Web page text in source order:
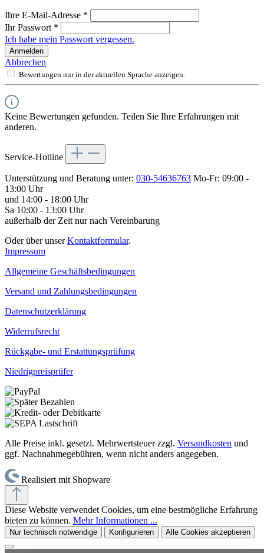
Ihre E-Mail-Adresse *
Ihr Passwort *
Ich habe mein Passwort vergessen.
Anmelden
Abbrechen
Bewertungen nur in der aktuellen Sprache anzeigen.
Keine Bewertungen gefunden. Teilen Sie Ihre Erfahrungen mit
anderen.
Service-Hotline
Unterstützung und Beratung unter: 030-54636763 Mo-Fr: 09:00 -
13:00 Uhr
und 14:00 - 18:00 Uhr
Sa 10:00 - 13:00 Uhr
außerhalb der Zeit nur nach Vereinbarung
Oder über unserKontaktformular.
Impressum
Allgemeine Geschäftsbedingungen
Versand und Zahlungsbedingungen
Datenschutzerklärung
Widerrufsrecht
Rückgabe- und Erstattungsprüfung
Niedrigpreisprüfer
Alle Preise inkl. gesetzl. Mehrwertsteuer zzgl. Versandkosten und
ggf. Nachnahmegebühren, wenn nicht anders angegeben.
Realisiert mit Shopware
Diese Website verwendet Cookies, um eine bestmögliche Erfahrung
bieten zu können. Mehr Informationen ...
Nur technisch notwendige Konfigurieren Alle Cookies akzeptieren